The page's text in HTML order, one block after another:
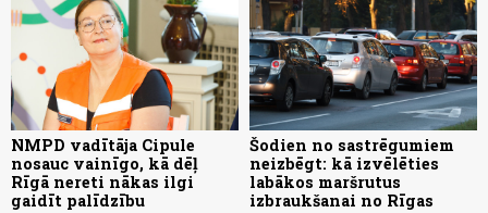
NMPD vadītāja Cipule
nosauc vainīgo, kā dēļ
Rīgā nereti nākas ilgi
gaidīt palīdzību
Šodien no sastrēgumiem
neizbēgt: kā izvēlēties
labākos maršrutus
izbraukšanai no Rīgas